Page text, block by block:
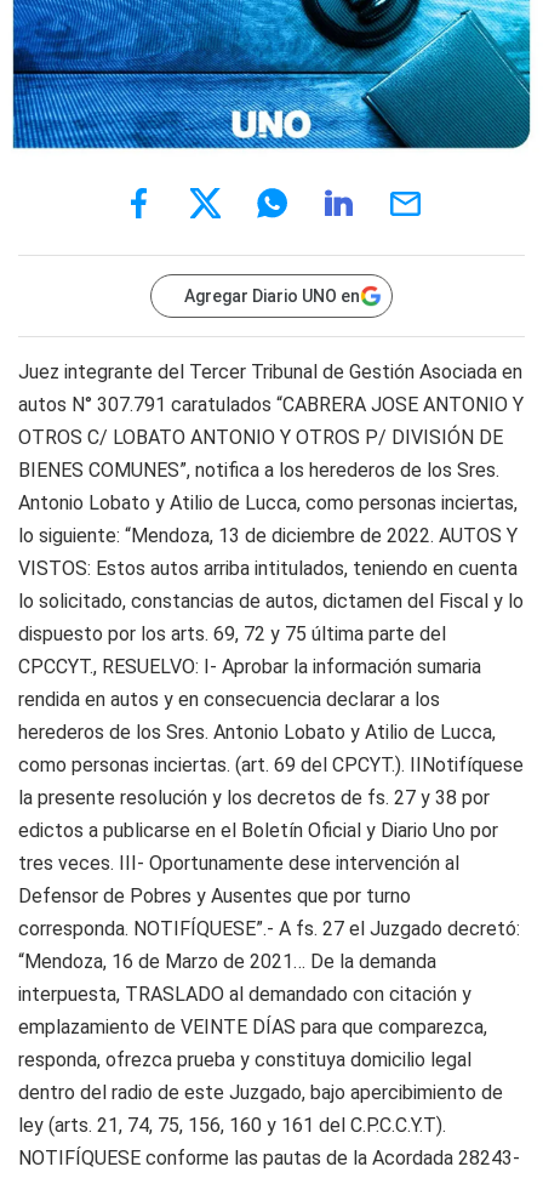
Agregar Diario UNO en
Juez integrante del Tercer Tribunal de Gestión Asociada en
autos N° 307.791 caratulados “CABRERA JOSE ANTONIO Y
OTROS C/ LOBATO ANTONIO Y OTROS P/ DIVISIÓN DE
BIENES COMUNES”, notifica a los herederos de los Sres.
Antonio Lobato y Atilio de Lucca, como personas inciertas,
lo siguiente: “Mendoza, 13 de diciembre de 2022. AUTOS Y
VISTOS: Estos autos arriba intitulados, teniendo en cuenta
lo solicitado, constancias de autos, dictamen del Fiscal y lo
dispuesto por los arts. 69, 72 y 75 última parte del
CPCCYT., RESUELVO: I- Aprobar la información sumaria
rendida en autos y en consecuencia declarar a los
herederos de los Sres. Antonio Lobato y Atilio de Lucca,
como personas inciertas. (art. 69 del CPCYT.). IINotifíquese
la presente resolución y los decretos de fs. 27 y 38 por
edictos a publicarse en el Boletín Oficial y Diario Uno por
tres veces. III- Oportunamente dese intervención al
Defensor de Pobres y Ausentes que por turno
corresponda. NOTIFÍQUESE”.- A fs. 27 el Juzgado decretó:
“Mendoza, 16 de Marzo de 2021… De la demanda
interpuesta, TRASLADO al demandado con citación y
emplazamiento de VEINTE DÍAS para que comparezca,
responda, ofrezca prueba y constituya domicilio legal
dentro del radio de este Juzgado, bajo apercibimiento de
ley (arts. 21, 74, 75, 156, 160 y 161 del C.P.C.C.Y.T).
NOTIFÍQUESE conforme las pautas de la Acordada 28243-